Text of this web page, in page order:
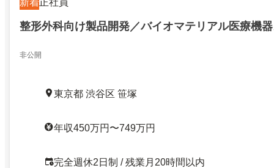
新着正社員
整形外科向け製品開発／バイオマテリアル医療機
非公開
東京都 渋谷区 笹塚
年収450万円〜749万円
完全週休2日制 / 残業月20時間以内